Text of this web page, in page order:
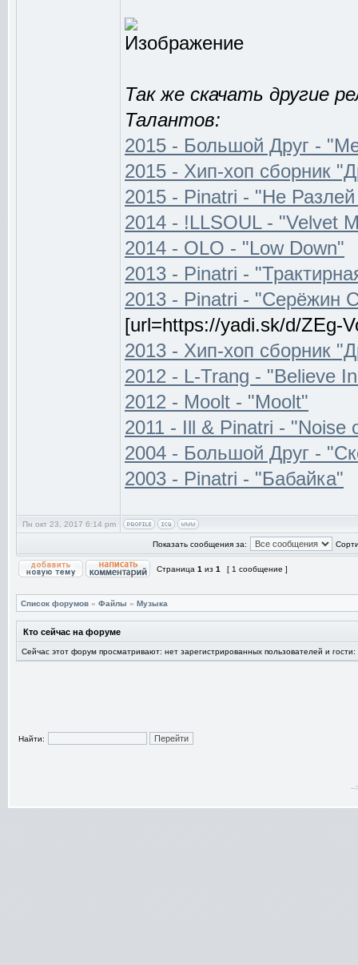
Так же скачать другие
Талантов:
2015 - Большой Друг -
2015 - Хип-хоп сборник
2015 - Pinatri - "Не
2014 - !LLSOUL - "Velvet
2014 - OLO - "Low Down"
2013 - Pinatri -
2013 - Pinatri - "Серёжин
[url=https://yadi.sk/d/ZEg-
2013 - Хип-хоп сборник
2012 - L-Trang - "Believe
2012 - Moolt - "Moolt"
2011 - Ill & Pinatri - "Noise
2004 - Большой Друг -
2003 - Pinatri - "Бабайка"
Пн окт 23, 2017 6:14 pm
Показать сообщения за:
Страница 1 из 1 [ 1 сообщение ]
Список форумов » Файлы » Музыка
Кто сейчас на форуме
Сейчас этот форум просматривают: нет зарегистрированных пользователей и гости:
Найти:
--